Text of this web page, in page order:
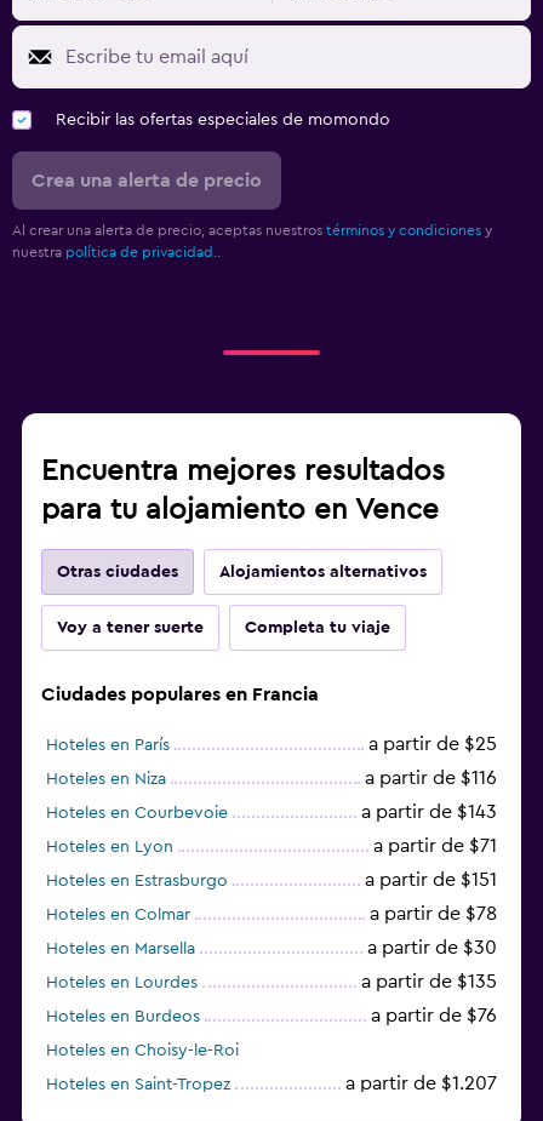
Recibir las ofertas especiales de momondo
Crea una alerta de precio
Al crear una alerta de precio, aceptas nuestros términos y condiciones y
nuestra política de privacidad.
Encuentra mejores resultados
para tu alojamiento en Vence
Otras ciudades Alojamientos alternativos
Voy a tener suerte Completa tu viaje
Ciudades populares en Francia
Hoteles en París a partir de $25
Hoteles en Niza a partir de $116
Hoteles en Courbevoie a partir de $143
Hoteles en Lyon a partir de $71
Hoteles en Estrasburgo a partir de $151
Hoteles en Colmar a partir de $78
Hoteles en Marsella a partir de $30
Hoteles en Lourdes a partir de $135
Hoteles en Burdeos a partir de $76
Hoteles en Choisy-le-Roi
Hoteles en Saint-Tropez
a partir de $1.207